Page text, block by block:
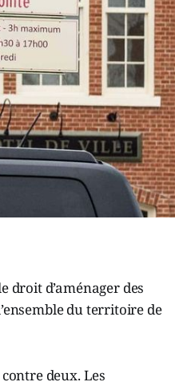
droit d’aménager des
du territoire de
deux. Les